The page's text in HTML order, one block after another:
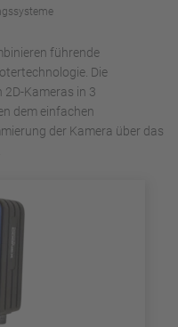
führende
Die
Kameras in 3
dem einfachen
der Kamera über das